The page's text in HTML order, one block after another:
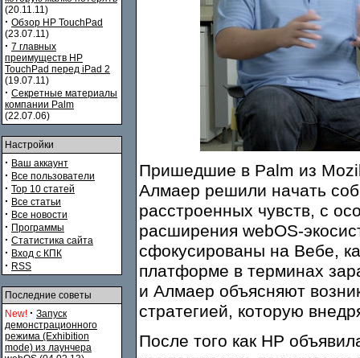
(20.11.11)
· Обзор HP TouchPad
(23.07.11)
· 7 главных
преимуществ HP
TouchPad перед iPad 2
(19.07.11)
· Секретные материалы
компании Palm
(22.07.06)
Настройки
· Ваш аккаунт
· Все пользователи
· Top 10 статей
· Все статьи
· Все новости
· Программы
· Статистика сайта
· Вход с КПК
· RSS
Последние советы
New! · Запуск
демонстрационного
режима (Exhibition
mode) из лаунчера
Пришедшие в Palm из
Алмаер решили начать
расстроенных чувств, с
расширения webOS-
сфокусированы на Вебе,
платформе в терминах
и Алмаер объясняют
стратегией, которую
После того как HP